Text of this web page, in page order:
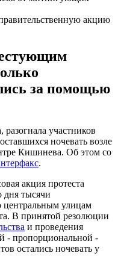
акцию
за помощью
участников
ночевать возле
Кишинева. Об этом со
.
акция протеста
дня тысячи
центральным улицам
В принятой резолюции
и проведения
- пропорциональной -
остались ночевать у